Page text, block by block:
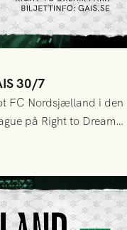
30/7
FC Nordsjælland i den
på Right to Dream
har tagit ut följande